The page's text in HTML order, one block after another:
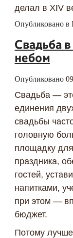
делал в XIV
Опубликовано в
Свадьба
небом
Опубликовано
Свадьба —
единения
свадьбы
головную
площадку
праздника,
гостей,
напитками,
при этом —
бюджет.
Потому